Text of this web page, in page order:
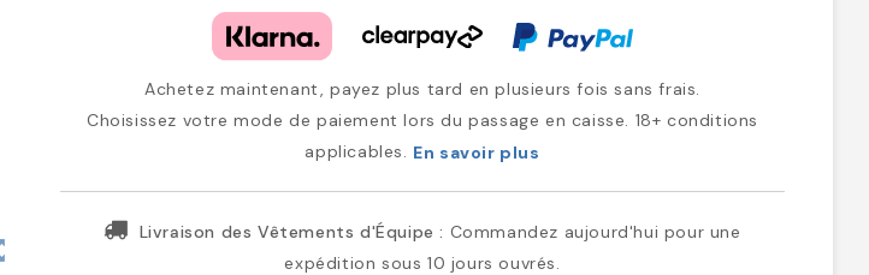
Achetez maintenant, payez plus tard en plusieurs fois sans frais.
Choisissez votre mode de paiement lors du passage en caisse. 18+ conditions
applicables. En savoir plus
Livraison des Vêtements d'Équipe : Commandez aujourd'hui pour une
expédition sous 10 jours ouvrés.